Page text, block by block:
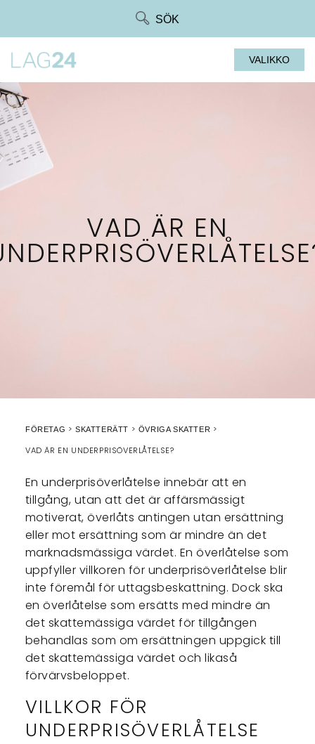
SÖK
VALIKKO
VAD ÄR EN
FÖRETAG SKATTERÄTT ÖVRIGA SKATTER
VAD ÄR EN UNDERPRISÖVERLÅTELSE?
En underprisöverlåtelse innebär att en
tillgång, utan att det är affärsmässigt
motiverat, överlåts antingen utan ersättning
eller mot ersättning som är mindre än det
marknadsmässiga värdet. En överlåtelse som
uppfyller villkoren för underprisöverlåtelse blir
inte föremål för uttagsbeskattning. Dock ska
en överlåtelse som ersätts med mindre än
det skattemässiga värdet för tillgången
behandlas som om ersättningen uppgick till
det skattemässiga värdet och likaså
förvärvsbeloppet.
VILLKOR FÖR
UNDERPRISÖVERLÅTELSE